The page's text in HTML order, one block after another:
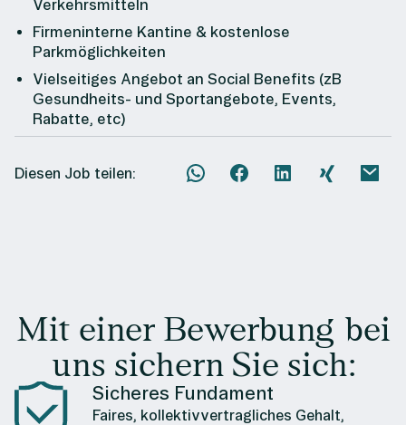
Verkehrsmitteln
Firmeninterne Kantine & kostenlose
Parkmöglichkeiten
Vielseitiges Angebot an Social Benefits (zB
Gesundheits- und Sportangebote, Events,
Rabatte, etc)
Diesen Job teilen:
Mit einer Bewerbung bei
uns sichern Sie sich:
Sicheres Fundament
Faires, kollektivvertragliches Gehalt,